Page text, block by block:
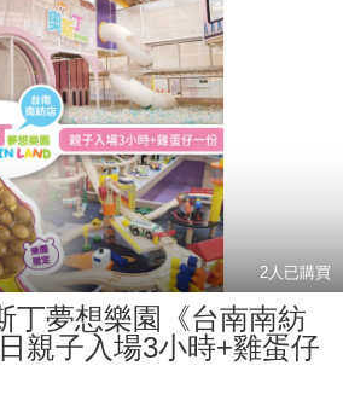
2人已購買
丁夢想樂園《台南南紡
親子入場3小時+雞蛋仔